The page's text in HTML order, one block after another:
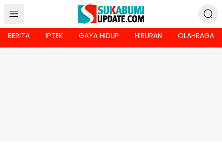
BERITA IPTEK GAYA HIDUP HIBURAN OLAHRAGA